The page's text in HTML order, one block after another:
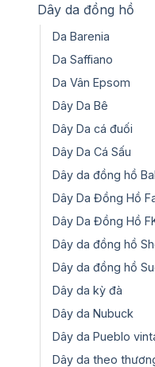
Dây da đồng hồ
Da Barenia
Da Saffiano
Da Vân Epsom
Dây Da Bê
Dây Da cá đuối
Dây Da Cá Sấu
Dây da đồng hồ
Dây Da Đồng Hồ
Dây Da Đồng Hồ
Dây da đồng hồ
Dây da đồng hồ
Dây da kỳ đà
Dây da Nubuck
Dây da Pueblo
Dây da theo